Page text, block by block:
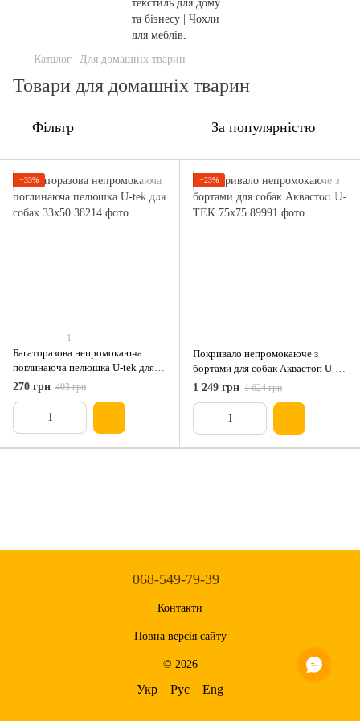
Каталог Для домашніх тварин
Товари для домашніх тварин
Фільтр За популярністю
−33%
1
Багаторазова непромокаюча
поглинаюча пелюшка U-tek для
собак 33х50
270 грн 403 грн
−23%
Покривало непромокаюче з
бортами для собак Аквастоп U-
TEK 75х75
1 249 грн 1 624 грн
068-549-79-39
Контакти
Повна версія сайту
© 2026
Укр Рус Eng